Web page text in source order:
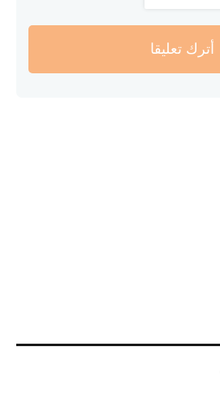
أترك تعليقا